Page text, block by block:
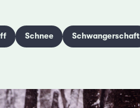
Schnee Schwangerschaft